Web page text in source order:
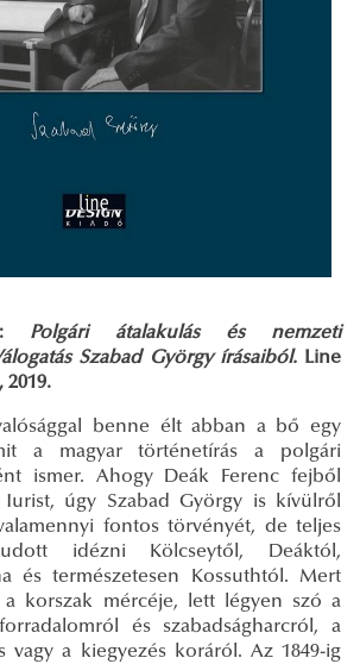
Polgári átalakulás és nemzeti
Szabad György írásaiból.Line
2019.
benne élt abban a bő egy
a magyar történetírás a polgári
ismer. Ahogy Deák Ferenc fejből
úgy Szabad György is kívülről
fontos törvényét, de teljes
idézni Kölcseytől, Deáktól,
és természetesen Kossuthtól. Mert
a korszak mércéje, lett légyen szó a
és szabadságharcról, a
vagy a kiegyezés koráról. Az 1849-ig